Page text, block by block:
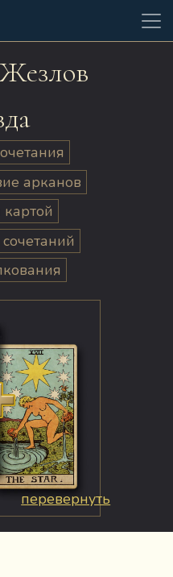
арканов
перевернуть